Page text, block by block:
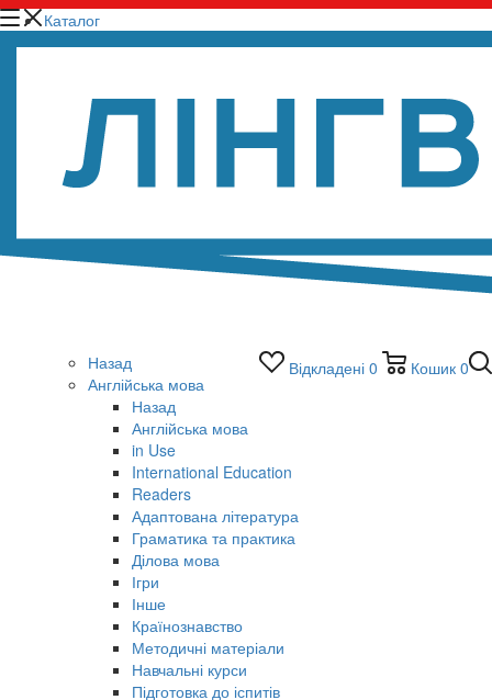
Відкладені 0 Кошик 0
Каталог
Назад
Англійська мова
Назад
Англійська мова
in Use
International Education
Readers
Адаптована література
Граматика та практика
Ділова мова
Ігри
Інше
Країнознавство
Методичні матеріали
Навчальні курси
Підготовка до іспитів